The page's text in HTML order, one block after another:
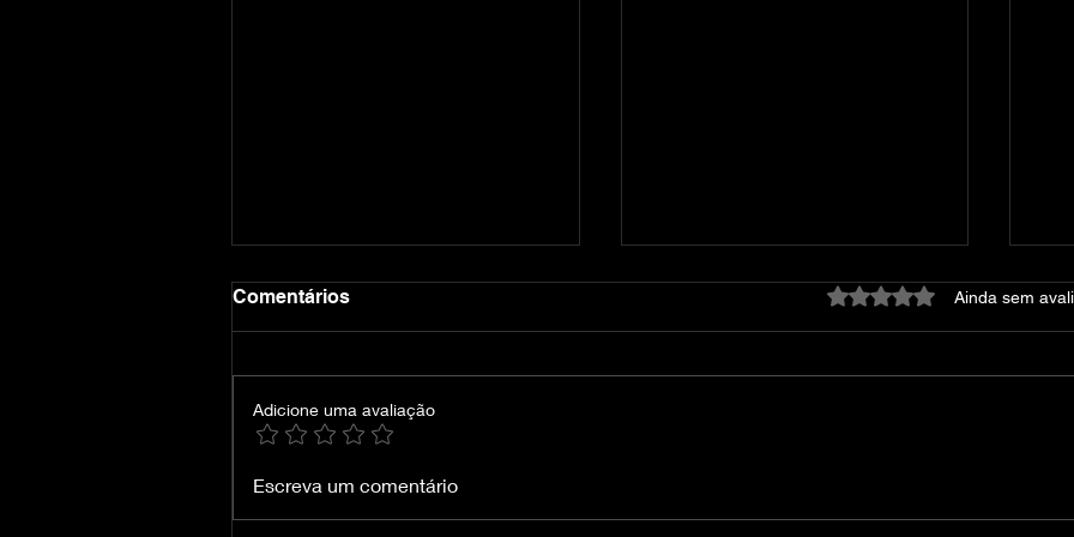
Comentários Avaliado com 0 de 5
Ainda sem
Adicione uma avaliação
Escreva um comentário